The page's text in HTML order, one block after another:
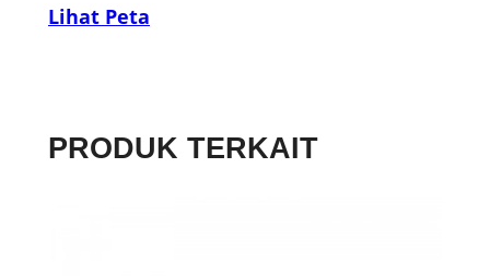
Lihat Peta
PRODUK TERKAIT